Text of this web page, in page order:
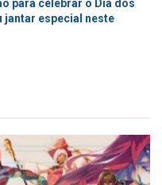
para celebrar o Dia dos
jantar especial neste